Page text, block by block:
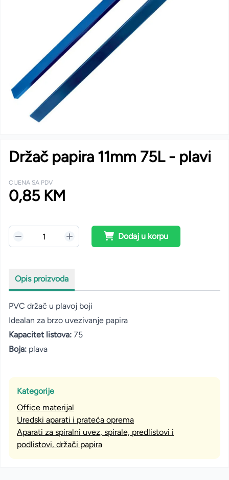
Držač papira 11mm 75L - plavi
CIJENA SA PDV
0,85 KM
Dodaj u korpu
Opis proizvoda
PVC držač u plavoj boji
Idealan za brzo uvezivanje papira
Kapacitet listova: 75
Boja: plava
Kategorije
Office materijal
Uredski aparati i prateća oprema
Aparati za spiralni uvez, spirale, predlistovi i
podlistovi, držači papira